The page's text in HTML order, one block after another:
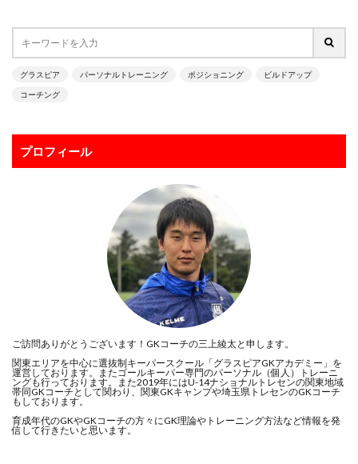
グラスピア パーソナルトレーニング ポジショニング ビルドアップ
コーチング
プロフィール
ご訪問ありがとうございます！GKコーチの三上綾太と申します。
関東エリアを中心に選抜制キーパースクール「グラスピアGKアカデミー」を
運営しております。またゴールキーパー専門のパーソナル（個人）トレーニ
ングも行っております。また2019年にはU-14ナショナルトレセンの関東地域
帯同GKコーチとして関わり、関東GKキャンプや埼玉県トレセンのGKコーチ
もしております。
育成年代のGKやGKコーチの方々にGK理論やトレーニング方法など情報を発
信して行きたいと思います。